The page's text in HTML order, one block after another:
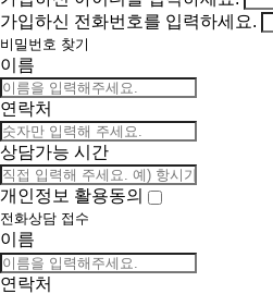
가입하신 전화번호를 입력하세요.
비밀번호 찾기
이름
연락처
상담가능 시간
개인정보 활용동의
전화상담 접수
이름
연락처